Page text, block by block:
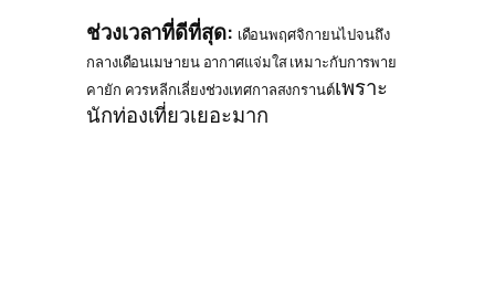
ช่วงเวลาที่ดีที่สุด: เดือนพฤศจิกายนไปจนถึง
กลางเดือนเมษายน อากาศแจ่มใส เหมาะกับการพาย
คายัก ควรหลีกเลี่ยงช่วงเทศกาลสงกรานต์เพราะ
นักท่องเที่ยวเยอะมาก